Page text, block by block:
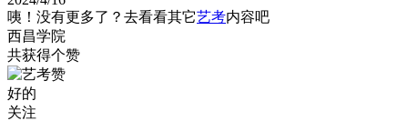
咦！没有更多了？去看看其它艺考内容吧
西昌学院
共获得个赞
好的
关注